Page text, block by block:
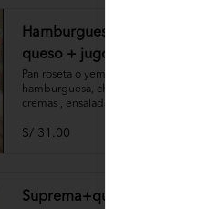
Hamburguesa + chorizo +
queso + jugo
Pan roseta o yema, carne de
hamburguesa, chorizo, queso,
cremas , ensaladas, papas al hilo a
S/ 31.00
Suprema+queso+jugo